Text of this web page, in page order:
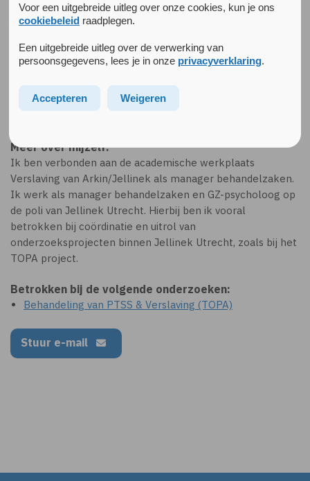
Lenette van Luijk
Meer over mijzelf:
Ik ben verbonden aan de academische werkplaats
Verslaving van Arkin/Jellinek als manager behandelzaken.
Ik werk als manager behandelzaken en GZ-psycholoog op
de poli van Jellinek Utrecht. Hierbij ben ik vooral
betrokken bij coördinatie en uitrol van
onderzoeksprojecten binnen Jellinek Utrecht, zoals bij het
TOPA project.
Betrokken bij de volgende onderzoeken:
Behandeling van PTSS & Verslaving (TOPA)
Stuur e-mail
Voor een uitgebreide uitleg over onze cookies, kun je ons
cookiebeleidraadplegen.
Een uitgebreide uitleg over de verwerking van
persoonsgegevens, lees je in onze privacyverklaring.
Accepteren Weigeren